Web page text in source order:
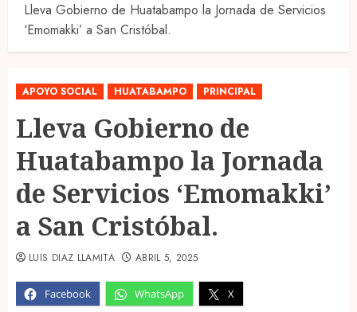
Lleva Gobierno de Huatabampo la Jornada de Servicios
‘Emomakki’ a San Cristóbal.
APOYO SOCIAL HUATABAMPO PRINCIPAL
Lleva Gobierno de
Huatabampo la Jornada
de Servicios ‘Emomakki’
a San Cristóbal.
Facebook WhatsApp X
LUIS DIAZ LLAMITA ABRIL 5, 2025